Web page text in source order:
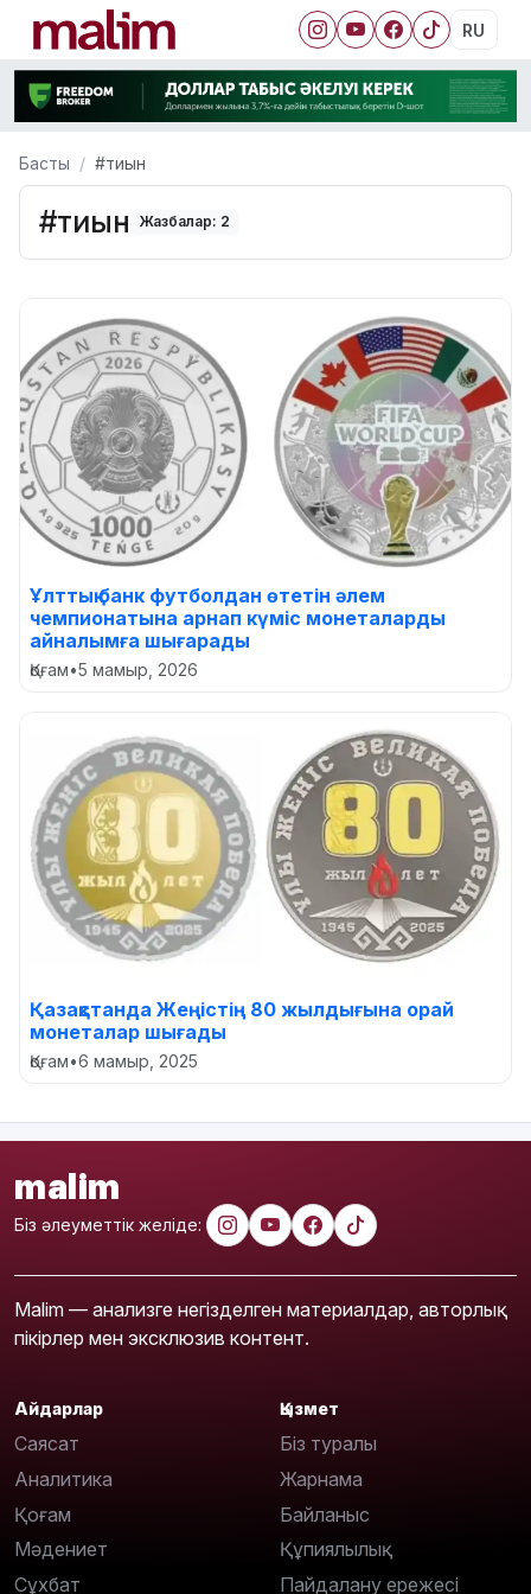
RU
Басты #тиын
#тиын Жазбалар: 2
Ұлттық банк футболдан өтетін әлем
чемпионатына арнап күміс монеталарды
айналымға шығарады
Қоғам•5 мамыр, 2026
Қазақстанда Жеңістің 80 жылдығына орай
монеталар шығады
Қоғам•6 мамыр, 2025
malim
Біз әлеуметтік желіде:
Malim — анализге негізделген материалдар, авторлық
пікірлер мен эксклюзив контент.
Айдарлар
Саясат
Аналитика
Қоғам
Мәдениет
Сұхбат
Қызмет
Біз туралы
Жарнама
Байланыс
Құпиялылық
Пайдалану ережесі